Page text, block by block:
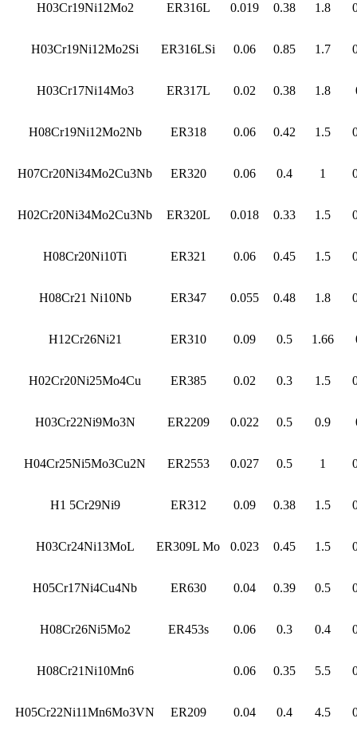
H03Cr19Ni12Mo2 ER316L 0.019 0.38 1.8
H03Cr19Ni12Mo2Si ER316LSi 0.06 0.85 1.7
H03Cr17Ni14Mo3 ER317L 0.02 0.38 1.8
H08Cr19Ni12Mo2Nb ER318 0.06 0.42 1.5
H07Cr20Ni34Mo2Cu3Nb ER320 0.06 0.4 1
H02Cr20Ni34Mo2Cu3Nb ER320L 0.018 0.33 1.5
H08Cr20Ni10Ti ER321 0.06 0.45 1.5
H08Cr21 Ni10Nb ER347 0.055 0.48 1.8
H12Cr26Ni21 ER310 0.09 0.5 1.66
H02Cr20Ni25Mo4Cu ER385 0.02 0.3 1.5
H03Cr22Ni9Mo3N ER2209 0.022 0.5 0.9
H04Cr25Ni5Mo3Cu2N ER2553 0.027 0.5 1
H1 5Cr29Ni9 ER312 0.09 0.38 1.5
H03Cr24Ni13MoL ER309L Mo 0.023 0.45 1.5
H05Cr17Ni4Cu4Nb ER630 0.04 0.39 0.5
H08Cr26Ni5Mo2 ER453s 0.06 0.3 0.4
H08Cr21Ni10Mn6 0.06 0.35 5.5
H05Cr22Ni11Mn6Mo3VN ER209 0.04 0.4 4.5